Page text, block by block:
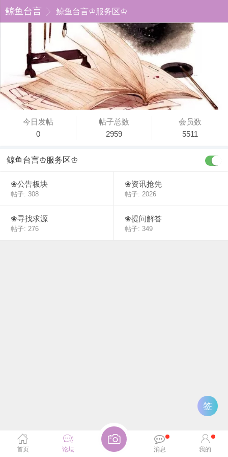
鲸鱼台言 鲸鱼台言♔服务区♔
签
首页 论坛 消息 我的
今日发帖
0
帖子总数
2959
会员数
5511
鲸鱼台言♔服务区♔
❀公告板块
帖子: 308
❀资讯抢先
帖子: 2026
❀寻找求源
帖子: 276
❀提问解答
帖子: 349